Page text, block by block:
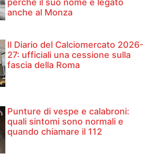
perché il suo nome è legato
anche al Monza
Il Diario del Calciomercato 2026-
27: ufficiali una cessione sulla
fascia della Roma
Punture di vespe e calabroni:
quali sintomi sono normali e
quando chiamare il 112